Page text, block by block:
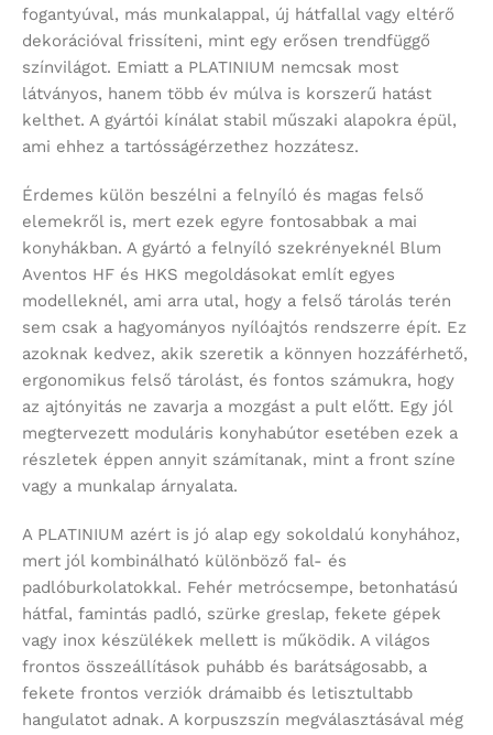
fogantyúval, más munkalappal, új hátfallal vagy eltérő
dekorációval frissíteni, mint egy erősen trendfüggő
színvilágot. Emiatt a PLATINIUM nemcsak most
látványos, hanem több év múlva is korszerű hatást
kelthet. A gyártói kínálat stabil műszaki alapokra épül,
ami ehhez a tartósságérzethez hozzátesz.
Érdemes külön beszélni a felnyíló és magas felső
elemekről is, mert ezek egyre fontosabbak a mai
konyhákban. A gyártó a felnyíló szekrényeknél Blum
Aventos HF és HKS megoldásokat említ egyes
modelleknél, ami arra utal, hogy a felső tárolás terén
sem csak a hagyományos nyílóajtós rendszerre épít. Ez
azoknak kedvez, akik szeretik a könnyen hozzáférhető,
ergonomikus felső tárolást, és fontos számukra, hogy
az ajtónyitás ne zavarja a mozgást a pult előtt. Egy jól
megtervezett moduláris konyhabútor esetében ezek a
részletek éppen annyit számítanak, mint a front színe
vagy a munkalap árnyalata.
A PLATINIUM azért is jó alap egy sokoldalú konyhához,
mert jól kombinálható különböző fal- és
padlóburkolatokkal. Fehér metrócsempe, betonhatású
hátfal, famintás padló, szürke greslap, fekete gépek
vagy inox készülékek mellett is működik. A világos
frontos összeállítások puhább és barátságosabb, a
fekete frontos verziók drámaibb és letisztultabb
hangulatot adnak. A korpuszszín megválasztásával még